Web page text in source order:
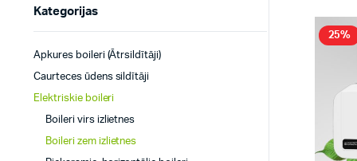
25%
Kategorijas
Apkures boileri (Ātrsildītāji)
Caurteces ūdens sildītāji
Elektriskie boileri
Boileri virs izlietnes
Boileri zem izlietnes